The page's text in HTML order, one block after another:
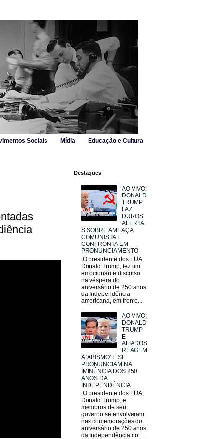
Sociais Mídia Educação e Cultura
Destaques
AO VIVO:
DONALD
TRUMP
FAZ
DUROS
ALERTA
S SOBRE AMEAÇA
COMUNISTA E
CONFRONTA EM
PRONUNCIAMENTO
O presidente dos EUA,
Donald Trump, fez um
emocionante discurso
na véspera do
aniversário de 250 anos
da Independência
americana, em frente...
AO VIVO:
DONALD
TRUMP
E
ALIADOS
REAGEM
A 'ABISMO' E SE
PRONUNCIAM NA
IMINÊNCIA DOS 250
ANOS DA
INDEPENDÊNCIA
O presidente dos EUA,
Donald Trump, e
membros de seu
governo se envolveram
nas comemorações do
aniversário de 250 anos
da Independência do ...